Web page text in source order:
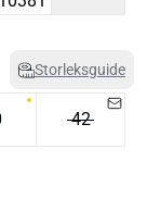
Storleksguide
42